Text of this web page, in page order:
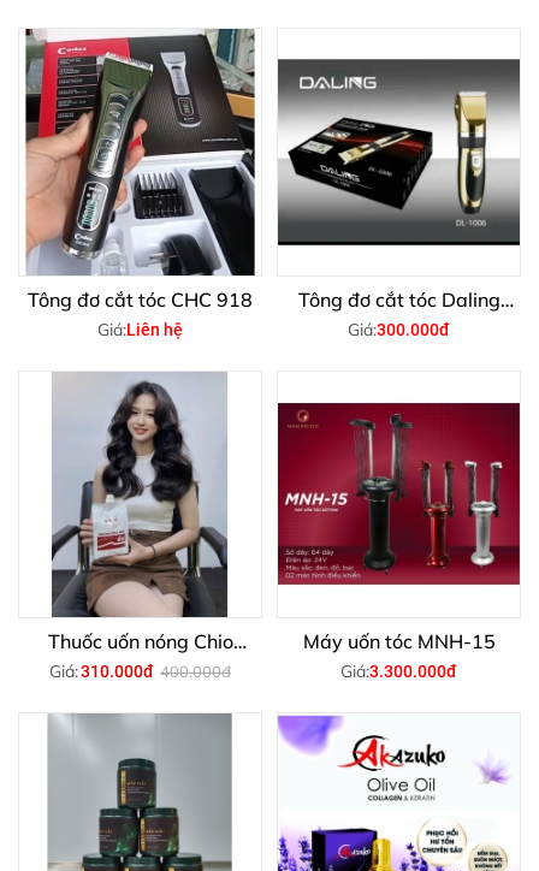
Tông đơ cắt tóc CHC 918
Giá:Liên hệ
Tông đơ cắt tóc Daling
1006 - Sản phẩm hoàn
Giá:300.000đ
Thuốc uốn nóng Chio
1000ml - 1 bộ 2 sản phẩm
Giá:310.000đ 400.000đ
Máy uốn tóc MNH-15
Giá:3.300.000đ